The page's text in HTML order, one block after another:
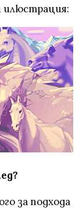
илюстрация:
за подхода